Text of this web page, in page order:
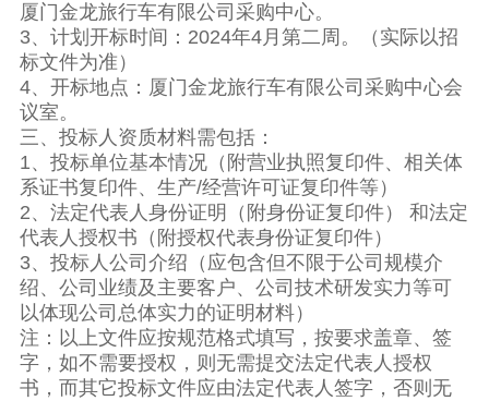
厦门金龙旅行车有限公司采购中心。
3、计划开标时间：2024年4月第二周。（实际以招
标文件为准）
4、开标地点：厦门金龙旅行车有限公司采购中心会
议室。
三、投标人资质材料需包括：
1、投标单位基本情况（附营业执照复印件、相关体
系证书复印件、生产/经营许可证复印件等）
2、法定代表人身份证明（附身份证复印件） 和法定
代表人授权书（附授权代表身份证复印件）
3、投标人公司介绍（应包含但不限于公司规模介
绍、公司业绩及主要客户、公司技术研发实力等可
以体现公司总体实力的证明材料）
注：以上文件应按规范格式填写，按要求盖章、签
字，如不需要授权，则无需提交法定代表人授权
书，而其它投标文件应由法定代表人签字，否则无